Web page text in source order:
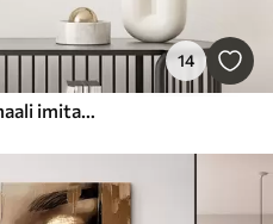
14
Abstraktne kompositsioon, maali imitatsioon